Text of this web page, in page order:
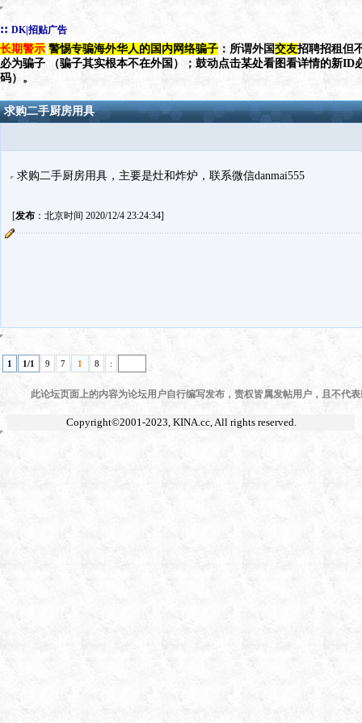
:: DK|招贴广告
长期警示 警惕专骗海外华人的国内网络骗子 ：所谓外国交友招聘招租但
必为骗子 （骗子其实根本不在外国）；鼓动点击某处看图看详情的新ID
码）。
求购二手厨房用具
求购二手厨房用具，主要是灶和炸炉，联系微信danmai555
[发布：北京时间 2020/12/4 23:24:34]
1 1/1 9 7 1 8 :
此论坛页面上的内容为论坛用户自行编写发布，责权皆属发帖用户，且不代
Copyright©2001-2023, KINA.cc, All rights reserved.